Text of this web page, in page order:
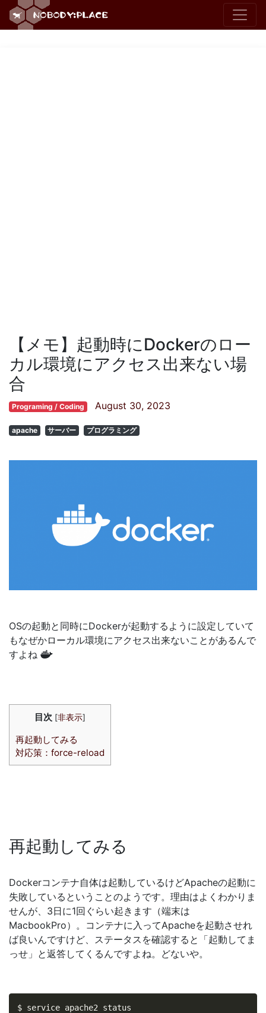
【メモ】起動時にDockerのロー
カル環境にアクセス出来ない場
合
Programing / Coding August 30, 2023
apache サーバー プログラミング
OSの起動と同時にDockerが起動するように設定していて
もなぜかローカル環境にアクセス出来ないことがあるんで
すよね
目次 [非表示]
再起動してみる
対応策：force-reload
再起動してみる
Dockerコンテナ自体は起動しているけどApacheの起動に
失敗しているということのようです。理由はよくわかりま
せんが、3日に1回ぐらい起きます（端末は
MacbookPro）。コンテナに入ってApacheを起動させれ
ば良いんですけど、ステータスを確認すると「起動してま
っせ」と返答してくるんですよね。どないや。
$ service apache2 status